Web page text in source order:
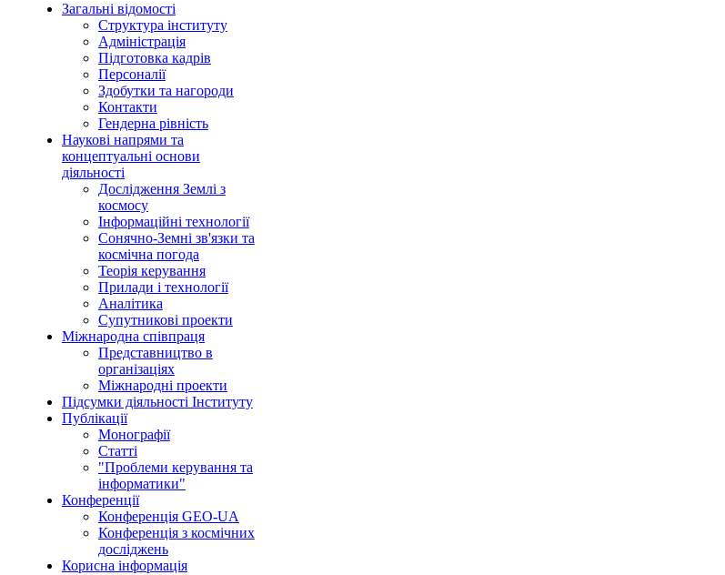
Загальні відомості
Структура інституту
Адміністрація
Підготовка кадрів
Персоналії
Здобутки та нагороди
Контакти
Гендерна рівність
Наукові напрями та
концептуальні основи
діяльності
Дослідження Землі з
космосу
Інформаційні технології
Сонячно-Земні зв'язки та
космічна погода
Теорія керування
Прилади і технології
Аналітика
Супутникові проекти
Міжнародна співпраця
Представництво в
організаціях
Міжнародні проекти
Підсумки діяльності Інституту
Публікації
Монографії
Статті
"Проблеми керування та
інформатики"
Конференції
Конференція GEO-UA
Конференція з космічних
досліджень
Корисна інформація